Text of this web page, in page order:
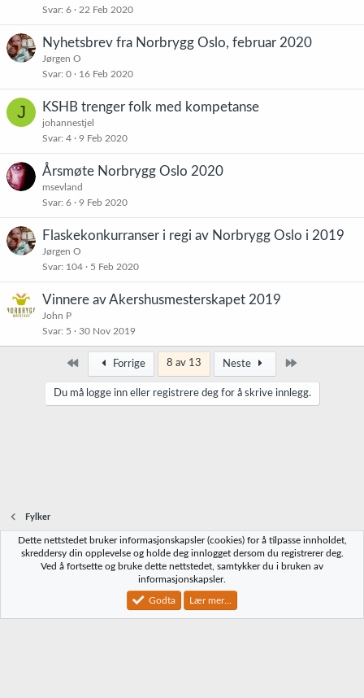
Svar 6 22 Feb 2020
Nyhetsbrev fra Norbrygg Oslo, februar 2020
Jørgen O
Svar 0 16 Feb 2020
J KSHB trenger folk med kompetanse
johannestjel
Svar 4 9 Feb 2020
Årsmøte Norbrygg Oslo 2020
msevland
Svar 6 9 Feb 2020
Flaskekonkurranser i regi av Norbrygg Oslo i 2019
Jørgen O
Svar 104 5 Feb 2020
Vinnere av Akershusmesterskapet 2019
John P
Svar 5 30 Nov 2019
Først Forrige 8 av 13 Neste
Du må logge inn eller registrere deg for å skrive innlegg.
Fylker
Norbrygg-default
Vilkår og regler Personvernregler
Community platform by XenForo® © 2010-2023 XenForo Ltd.
Dette nettstedet bruker informasjonskapsler (cookies) for å tilpasse innholdet,
skreddersy din opplevelse og holde deg innlogget dersom du registrerer deg.
Ved å fortsette og bruke dette nettstedet, samtykker du i bruken av
informasjonskapsler.
Godta Lær mer...